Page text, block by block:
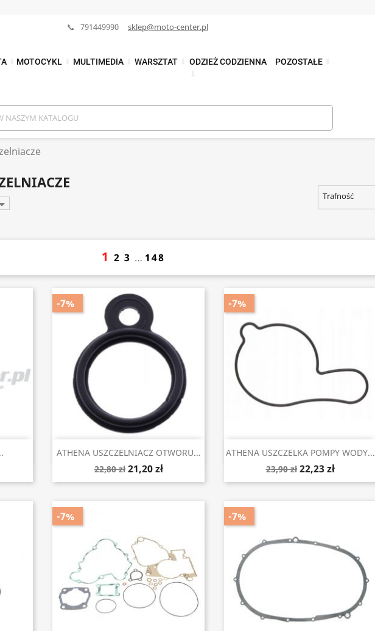
📞 791449990 sklep@moto-center.pl
MOTOCYKL MULTIMEDIA WARSZTAT
ODZIEŻ CODZIENNA
POZOSTAŁE

Trafność
123 … 148
ATHENA USZCZELNIACZ OTWORU...
22,80 zł 21,20 zł
-7%
Szybki podgląd
ATHENA USZCZELKA POMPY WODY...
23,90 zł 22,23 zł
-7%
Szybki podgląd
-7% -7%